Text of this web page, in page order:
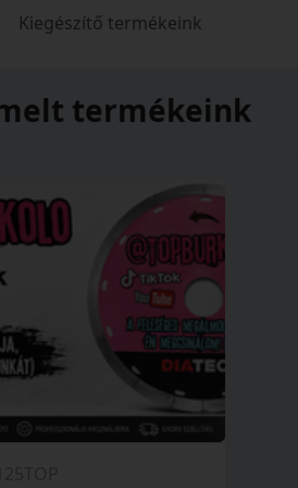
Kiegészítő termékeink
termékeink